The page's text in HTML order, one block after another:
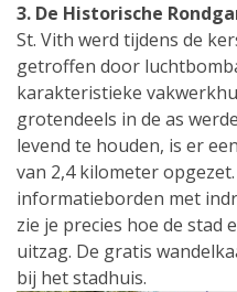
3. De Historische
St. Vith werd tijdens de
getroffen door
karakteristieke
grotendeels in de as
levend te houden, is er
van 2,4 kilometer
informatieborden met
zie je precies hoe de stad
uitzag. De gratis
bij het stadhuis.